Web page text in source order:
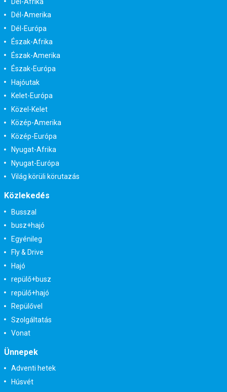
Dél-Amerika
Dél-Európa
Észak-Afrika
Észak-Amerika
Észak-Európa
Hajóutak
Kelet-Európa
Közel-Kelet
Közép-Amerika
Közép-Európa
Nyugat-Afrika
Nyugat-Európa
Világ körüli körutazás
Közlekedés
Busszal
busz+hajó
Egyénileg
Fly & Drive
Hajó
repülő+busz
repülő+hajó
Repülővel
Szolgáltatás
Vonat
Ünnepek
Adventi hetek
Húsvét